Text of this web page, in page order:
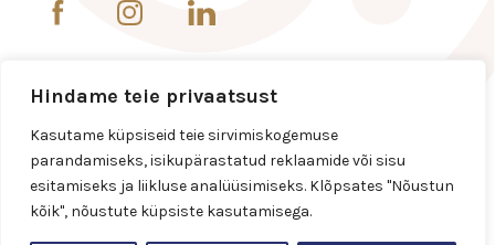
Hindame teie privaatsust
Kasutame küpsiseid teie sirvimiskogemuse
parandamiseks, isikupärastatud reklaamide või sisu
esitamiseks ja liikluse analüüsimiseks. Klõpsates "Nõustun
kõik", nõustute küpsiste kasutamisega.